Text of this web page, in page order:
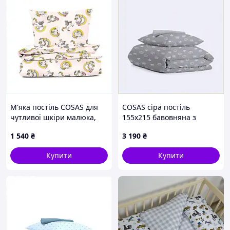
М'яка постіль COSAS для
чутливої шкіри малюка,
1 540 ₴
Купити
COSAS сіра постіль
155х215 бавовняна з
3 190 ₴
Купити